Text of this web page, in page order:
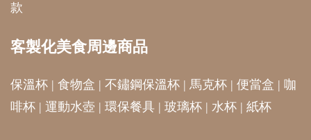
款
客製化美食周邊商品
保溫杯 | 食物盒 | 不鏽鋼保溫杯 | 馬克杯 | 便當盒 | 咖
啡杯 | 運動水壺 | 環保餐具 | 玻璃杯 | 水杯 | 紙杯